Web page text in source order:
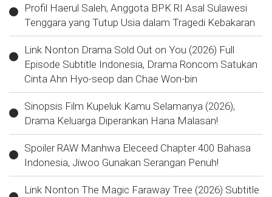
Profil Haerul Saleh, Anggota BPK RI Asal Sulawesi
Tenggara yang Tutup Usia dalam Tragedi Kebakaran
Link Nonton Drama Sold Out on You (2026) Full
Episode Subtitle Indonesia, Drama Roncom Satukan
Cinta Ahn Hyo-seop dan Chae Won-bin
Sinopsis Film Kupeluk Kamu Selamanya (2026),
Drama Keluarga Diperankan Hana Malasan!
Spoiler RAW Manhwa Eleceed Chapter 400 Bahasa
Indonesia, Jiwoo Gunakan Serangan Penuh!
Link Nonton The Magic Faraway Tree (2026) Subtitle